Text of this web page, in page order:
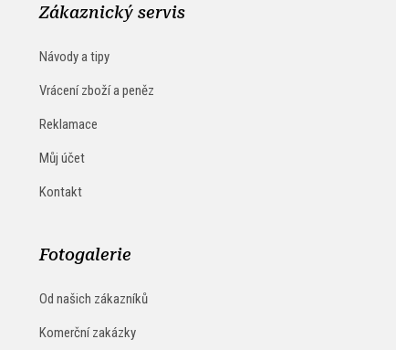
Zákaznický servis
Návody a tipy
Vrácení zboží a peněz
Reklamace
Můj účet
Kontakt
Fotogalerie
Od našich zákazníků
Komerční zakázky